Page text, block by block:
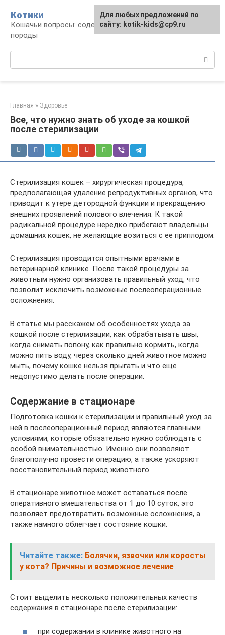
контенту
Котики
Кошачьи вопросы: содержание, лечение,
породы
Главная » Здоровье
Все, что нужно знать об уходе за кошкой
после стерилизации
Стерилизация кошек – хирургическая процедура,
предполагающая удаление репродуктивных органов, что
приводит к утере детородной функции и прекращению
внешних проявлений полового влечения. К такой
радикальной процедуре нередко прибегают владельцы
домашних кошек, не желающие возиться с ее приплодом.
Стерилизация проводится опытными врачами в
ветеринарной клинике. После такой процедуры за
животным нужно организовать правильный уход, что
позволит исключить возможные послеоперационные
осложнения.
В статье мы расскажем об особенностях ухода за
кошкой после стерилизации, как обрабатывать швы,
когда снимать попону, как правильно кормить, когда
можно пить воду, через сколько дней животное можно
мыть, почему кошке нельзя прыгать и что еще
недопустимо делать после операции.
Содержание в стационаре
Подготовка кошки к стерилизации и правильный уход за
ней в послеоперационный период являются главными
условиями, которые обязательно нужно соблюдать с
особой внимательностью. Именно они позволяют
благополучно провести операцию, а также ускоряют
восстановительный период животного.
В стационаре животное может оставаться после
оперативного вмешательства от 1 до 10 суток, это
позволяет предотвратить возможные осложнения, а
также намного облегчает состояние кошки.
Читайте также: Болячки, язвочки или коросты
у кота? Причины и возможное лечение
Стоит выделить несколько положительных качеств
содержания в стационаре после стерилизации:
при содержании в клинике животного на
Для любых предложений по
сайту: kotik-kids@cp9.ru